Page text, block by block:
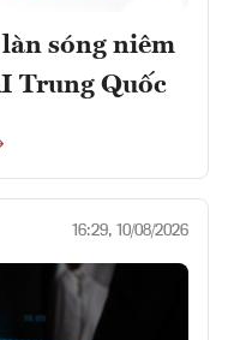
sóng niêm
Trung Quốc
16:29, 10/08/2026